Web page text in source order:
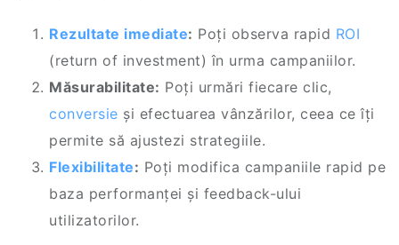
Rezultate imediate: Poți observa rapid ROI
(return of investment) în urma campaniilor.
Măsurabilitate: Poți urmări fiecare clic,
conversie și efectuarea vânzărilor, ceea ce îți
permite să ajustezi strategiile.
Flexibilitate: Poți modifica campaniile rapid pe
baza performanței și feedback-ului
utilizatorilor.